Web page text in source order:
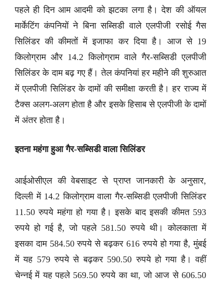
पहले ही दिन आम आदमी को झटका लगा है। देश की ऑयल
मार्केटिंग कंपनियों ने बिना सब्सिडी वाले एलपीजी रसोई गैस
सिलिंडर की कीमतों में इजाफा कर दिया है। आज से 19
किलोग्राम और 14.2 किलोग्राम वाले गैर-सब्सिडी एलपीजी
सिलिंडर के दाम बढ़ गए हैं। तेल कंपनियां हर महीने की शुरुआत
में एलपीजी सिलिंडर के दामों की समीक्षा करती है। हर राज्य में
टैक्स अलग-अलग होता है और इसके हिसाब से एलपीजी के दामों
में अंतर होता है।
इतना महंगा हुआ गैर-सब्सिडी वाला सिलिंडर
आईओसीएल की वेबसाइट से प्राप्त जानकारी के अनुसार,
दिल्ली में 14.2 किलोग्राम वाला गैर-सब्सिडी एलपीजी सिलिंडर
11.50 रुपये महंगा हो गया है। इसके बाद इसकी कीमत 593
रुपये हो गई है, जो पहले 581.50 रुपये थी। कोलकाता में
इसका दाम 584.50 रुपये से बढ़कर 616 रुपये हो गया है, मुंबई
में यह 579 रुपये से बढ़कर 590.50 रुपये हो गया है। वहीं
चेन्नई में यह पहले 569.50 रुपये का था, जो आज से 606.50